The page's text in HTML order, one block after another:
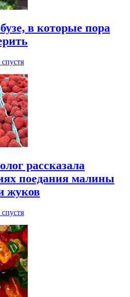
в которые пора
спустя
рассказала
поедания малины
жуков
спустя